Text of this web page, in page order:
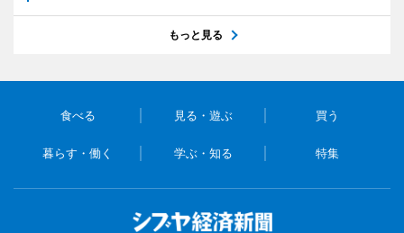
もっと見る
食べる 見る・遊ぶ 買う
暮らす・働く 学ぶ・知る 特集